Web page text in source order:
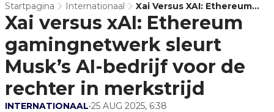
Startpagina Internationaal
Xai Versus XAI: Ethereum
Gamingnetwerk Sleurt
Musk’s AI-Bedrijf Voor De
Rechter In Merkstrijd
Xai versus xAI: Ethereum
gamingnetwerk sleurt
Musk’s AI-bedrijf voor de
rechter in merkstrijd
INTERNATIONAAL•25 AUG 2025, 6:38